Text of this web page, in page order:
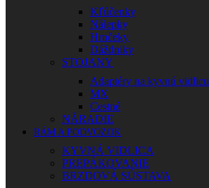
Kľúčenky
Nálepky
Hrnčeky
Dáždniky
STOJANY
Adaptéry na kyvnú vidlicu
MX
Cestné
NÁRADIE
RÁM A PODVOZOK
KYVNÁ VIDLICA
PREPÁKOVANIE
BRZDOVÁ SÚSTAVA